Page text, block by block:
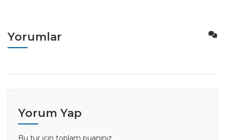
Yorumlar
Yorum Yap
Bu tur için toplam puanınız